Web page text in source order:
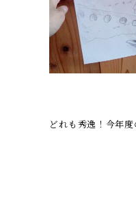
どれも秀逸！今年